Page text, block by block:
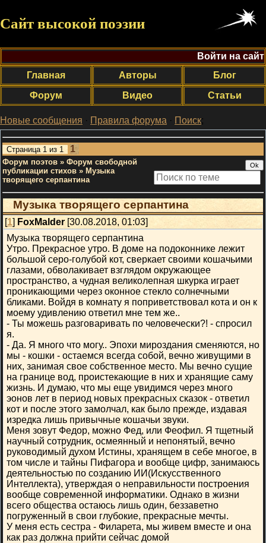
Сайт высокой поэзии
Войти на сайт
Главная
Авторы
Блог
Форум
Видео Статьи
Новые сообщения · Правила форума · Поиск;
Страница 1 из 1 1
Форум поэтов » Форум свободной
публикации стихов » Музыка
творящего серпантина
Музыка творящего серпантина
[1] FoxMalder [30.08.2018, 01:03]
Музыка творящего серпантина
Утро. Прекрасное утро. В доме на подоконнике лежит
большой серо-голубой кот, сверкает своими кошачьими
глазами, обволакивает взглядом окружающее
пространство, а чудная великолепная шкурка играет
проникающими через оконное стекло солнечными
бликами. Войдя в комнату я поприветствовал кота и он к
моему удивлению ответил мне тем же..
- Ты можешь разговаривать по человечески?! - спросил
я.
- Да. Я много что могу.. Эпохи мироздания сменяются, но
мы - кошки - остаемся всегда собой, вечно живущими в
них, занимая свое собственное место. Мы вечно сущие
на границе вод, проистекающие в них и хранящие саму
жизнь. И думаю, что мы еще увидимся через много
эонов лет в период новых прекрасных сказок - ответил
кот и после этого замолчал, как было прежде, издавая
изредка лишь привычные кошачьи звуки.
Меня зовут Федор, можно Фед, или Феофил. Я тщетный
научный сотрудник, осмеянный и непонятый, вечно
руководимый духом Истины, хранящем в себе многое, в
том числе и тайны Пифагора и вообще цифр, занимаюсь
деятельностью по созданию ИИ(Искусственного
Интеллекта), утверждая о неправильности построения
вообще современной информатики. Однако в жизни
всего общества остаюсь лишь один, беззаветно
погруженный в свои глубокие, прекрасные мечты.
У меня есть сестра - Филарета, мы живем вместе и она
как раз должна прийти сейчас домой